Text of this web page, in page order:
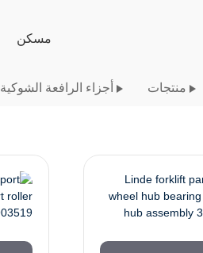
مسكن
منتجات أجزاء الرافعة الشوكية JUNGHEINRICH